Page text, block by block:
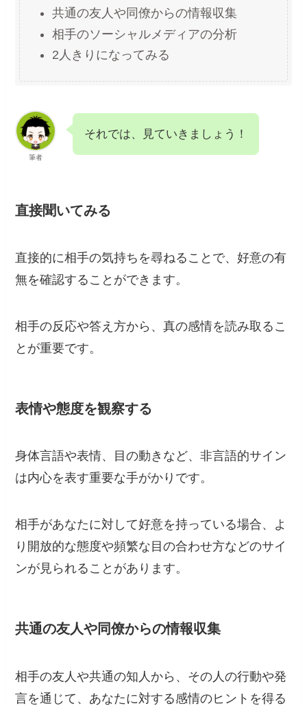
共通の友人や同僚からの情報収集
相手のソーシャルメディアの分析
2人きりになってみる
筆者
それでは、見ていきましょう！
直接聞いてみる
直接的に相手の気持ちを尋ねることで、好意の有
無を確認することができます。
相手の反応や答え方から、真の感情を読み取るこ
とが重要です。
表情や態度を観察する
身体言語や表情、目の動きなど、非言語的サイン
は内心を表す重要な手がかりです。
相手があなたに対して好意を持っている場合、よ
り開放的な態度や頻繁な目の合わせ方などのサイ
ンが見られることがあります。
共通の友人や同僚からの情報収集
相手の友人や共通の知人から、その人の行動や発
言を通じて、あなたに対する感情のヒントを得る